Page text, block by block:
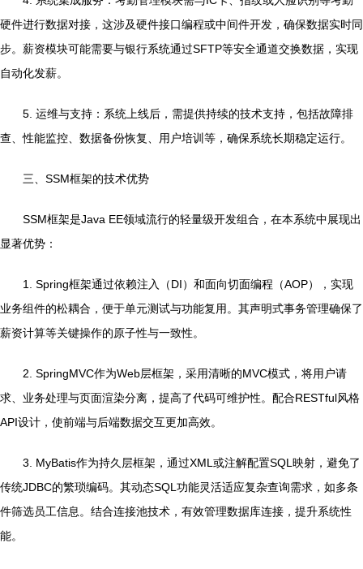
硬件进行数据对接，这涉及硬件接口编程或中间件开发，确保数据实时同
步。薪资模块可能需要与银行系统通过SFTP等安全通道交换数据，实现
自动化发薪。
5. 运维与支持：系统上线后，需提供持续的技术支持，包括故障排
查、性能监控、数据备份恢复、用户培训等，确保系统长期稳定运行。
三、SSM框架的技术优势
SSM框架是Java EE领域流行的轻量级开发组合，在本系统中展现出
显著优势：
1. Spring框架通过依赖注入（DI）和面向切面编程（AOP），实现
业务组件的松耦合，便于单元测试与功能复用。其声明式事务管理确保了
薪资计算等关键操作的原子性与一致性。
2. SpringMVC作为Web层框架，采用清晰的MVC模式，将用户请
求、业务处理与页面渲染分离，提高了代码可维护性。配合RESTful风格
API设计，使前端与后端数据交互更加高效。
3. MyBatis作为持久层框架，通过XML或注解配置SQL映射，避免了
传统JDBC的繁琐编码。其动态SQL功能灵活适应复杂查询需求，如多条
件筛选员工信息。结合连接池技术，有效管理数据库连接，提升系统性
能。